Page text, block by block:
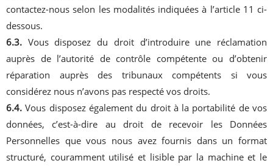
contactez-nous selon les modalités indiquées à l’article 11 ci-
dessous.
6.3. Vous disposez du droit d’introduire une réclamation
auprès de l’autorité de contrôle compétente ou d’obtenir
réparation auprès des tribunaux compétents si vous
considérez nous n’avons pas respecté vos droits.
6.4. Vous disposez également du droit à la portabilité de vos
données, c’est-à-dire au droit de recevoir les Données
Personnelles que vous nous avez fournis dans un format
structuré, couramment utilisé et lisible par la machine et le